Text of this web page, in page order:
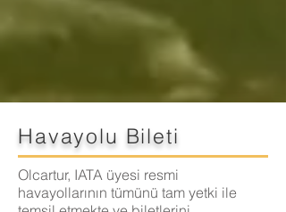
Havayolu Bileti
Olcartur, IATA üyesi resmi
havayollarının tümünü tam yetki ile